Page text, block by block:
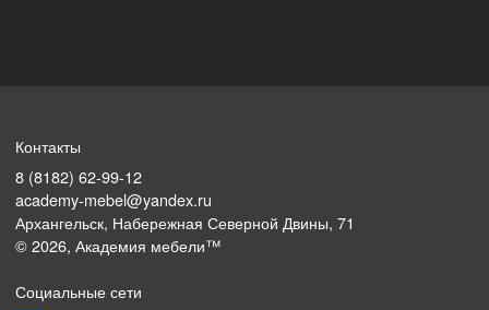
Контакты
8 (8182) 62-99-12
academy-mebel@yandex.ru
Архангельск, Набережная Северной Двины, 71
©2026, Академия мебели™
Социальные сети